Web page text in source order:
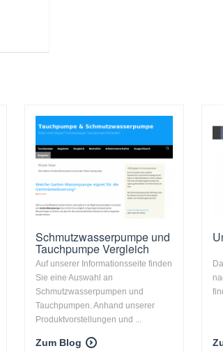
Schmutzwasserpumpe und
Tauchpumpe Vergleich
Auf unserer Informationsseite finden
Sie eine Auswahl an
Schmutzwasserpumpen und
Tauchpumpen. Anhand unserer
Produktvorstellungen und ...
Zum Blog